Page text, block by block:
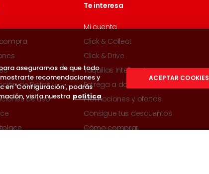
de Datos
de uso
Te interesa
Mi cuenta
Click & Collect
Click & Drive
Taquillas Inteligentes
Entrega a domicilio
Promociones y ofertas
Consigue tus descuentos
Cómo comprar
asegurarnos de que todo
recomendaciones y
en 'Configuración', podrás
visita nuestra política
ACEPTAR COOKIES